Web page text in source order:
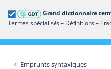
Grand dictionnaire
Termes spécialisés – Définitions –
Emprunts syntaxiques